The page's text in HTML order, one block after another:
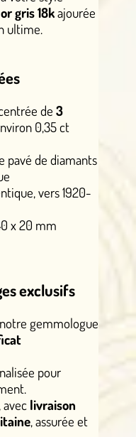
or gris 18kajourée
ultime.
de 3
0,35 ct
pavé de diamants
vers 1920-
x 20 mm
exclusifs
gemmologue
pour
livraison
, assurée et